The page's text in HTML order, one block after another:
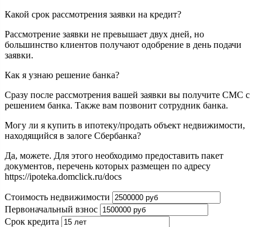
Какой срок рассмотрения заявки на кредит?
Рассмотрение заявки не превышает двух дней, но
большинство клиентов получают одобрение в день подачи
заявки.
Как я узнаю решение банка?
Сразу после рассмотрения вашей заявки вы получите СМС с
решением банка. Также вам позвонит сотрудник банка.
Могу ли я купить в ипотеку/продать объект недвижимости,
находящийся в залоге Сбербанка?
Да, можете. Для этого необходимо предоставить пакет
документов, перечень которых размещен по адресу
https://ipoteka.domclick.ru/docs
Стоимость недвижимости
Первоначальный взнос
Срок кредита